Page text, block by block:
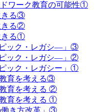
ワーク教育の可能性①
きる③
きる②
きる①
ピック・レガシ―」③
ピック・レガシ―」②
ピック・レガシー」①
育を考える③
育を考える ②
育を考える ①